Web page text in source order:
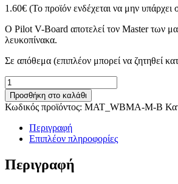
1.60€ (Το προϊόν ενδέχεται να μην
Ο Pilot V-Board αποτελεί τον Master των
λευκοπίνακα.
Σε απόθεμα (επιπλέον μπορεί να ζητηθεί
Pilot
V-
Board
medium
μαρκαδόρος
πίνακα
Μαύρο
2.3mm
ποσότητα
Προσθήκη στο καλάθι
Κωδικός προϊόντος: MAT_WBMA-M-B
Περιγραφή
Επιπλέον πληροφορίες
Περιγραφή